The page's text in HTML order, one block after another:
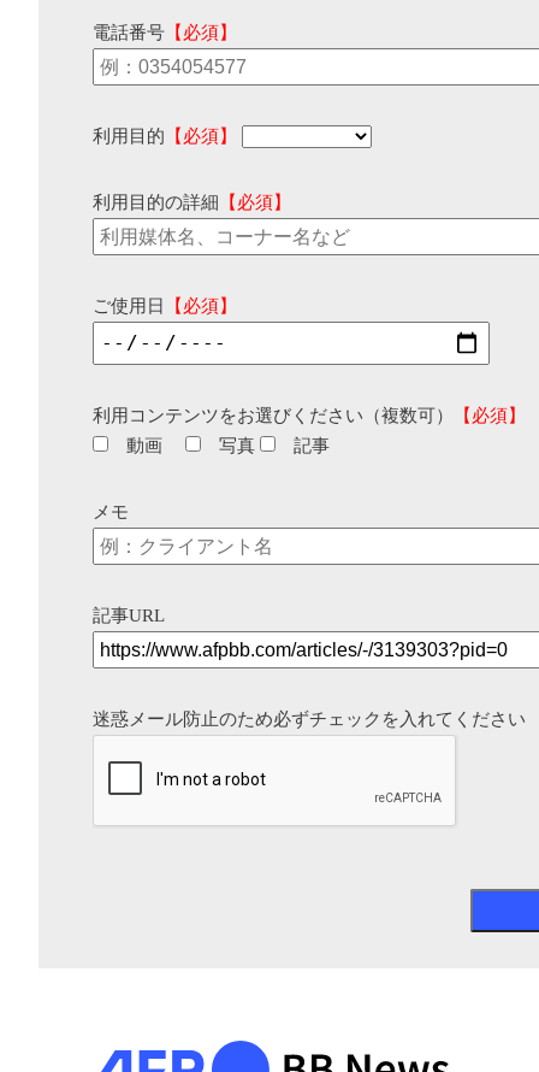
電話番号 【必須】
利用目的 【必須】
利用目的の詳細 【必須】
ご使用日 【必須】
利用コンテンツをお選びください（複数可）
【必須】
動画
写真 記事
メモ
記事URL
迷惑メール防止のため必ずチェックを入れてください